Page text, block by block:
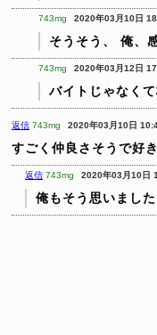
743mg 2020年03月10日
そうそう、 俺、
743mg 2020年03月12日
バイトじゃなく
返信 743mg 2020年03月10日
すごく仲良さそうで好き
返信 743mg 2020年03月10日
俺もそう思いました